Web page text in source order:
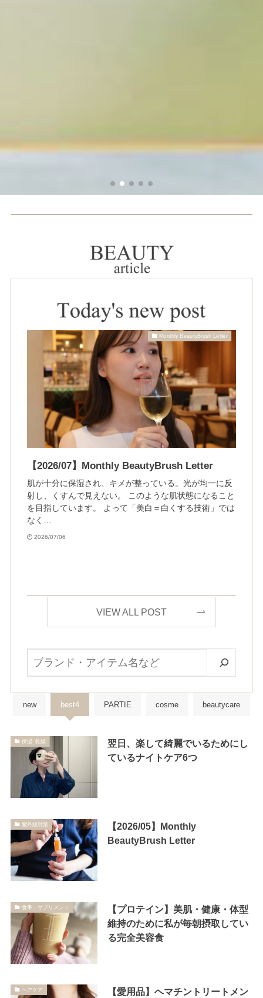
Monthly BeautyBrush Letter
【2026/07】Monthly BeautyBrush Letter
肌が十分に保湿され、キメが整っている。光が均一に反
射し、くすんで見えない。 このような肌状態になること
を目指しています。 よって「美白＝白くする技術」では
なく…
2026/07/06
VIEW ALL POST
索
new best4 PARTIE cosme beautycare
保湿･乾燥
翌日、楽して綺麗でいるためにし
ているナイトケア6つ
紫外線対策
【2026/05】Monthly
BeautyBrush Letter
食事・サプリメント
【プロテイン】美肌・健康・体型
維持のために私が毎朝摂取してい
る完全美容食
ヘアケア
【愛用品】ヘマチントリートメン